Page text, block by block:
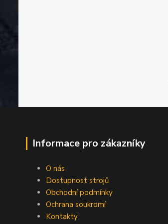
Informace pro zákazníky
O nás
Dostupnost strojů
Obchodní podmínky
Ochrana soukromí
Kontakty